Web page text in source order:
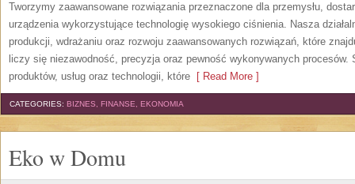
Tworzymy zaawansowane rozwiązania przeznaczone dla przemysłu,
urządzenia wykorzystujące technologię wysokiego ciśnienia. Nasza
produkcji, wdrażaniu oraz rozwoju zaawansowanych rozwiązań, które
liczy się niezawodność, precyzja oraz pewność wykonywanych procesów.
produktów, usług oraz technologii, które [ Read More ]
CATEGORIES: BIZNES, FINANSE, EKONOMIA
Eko w Domu